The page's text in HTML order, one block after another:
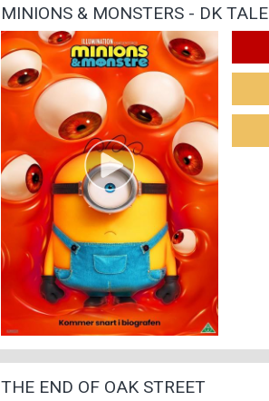
MINIONS & MONSTERS - DK TALE
THE END OF OAK STREET